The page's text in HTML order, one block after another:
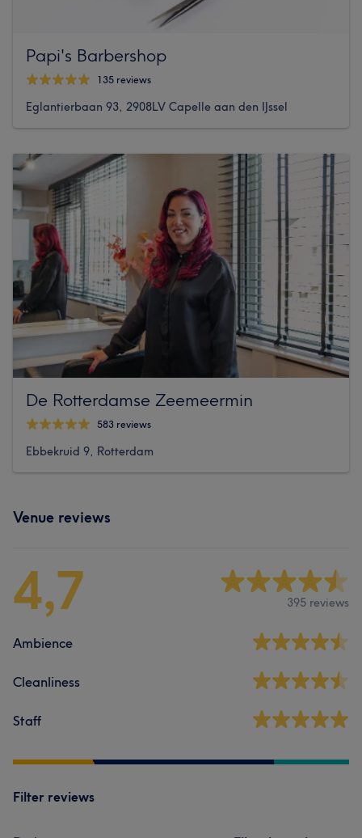
Papi's Barbershop
135 reviews
Eglantierbaan 93, 2908LV Capelle aan den IJssel
De Rotterdamse Zeemeermin
583 reviews
Ebbekruid 9, Rotterdam
Venue reviews
4,7 395 reviews
Ambience
Cleanliness
Staff
Filter reviews